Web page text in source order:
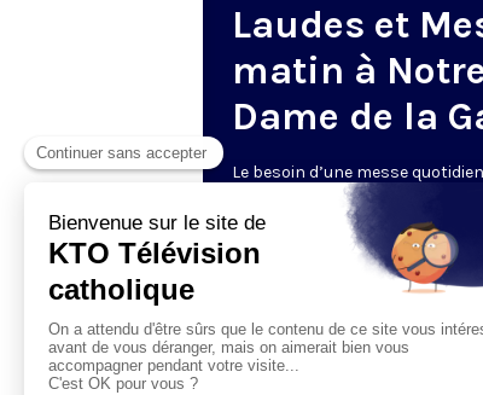
Laudes et
matin à
Dame de la
Le besoin d’une messe
la télévision a été exprimé
encore plus forte pendant le
dans de nombreux pays
maintient depuis la reprise.
en direct de la basilique Notre-
Garde, à Marseille, les laudes et
Le lundi à 7h25, la messe
Du mardi au samedi à 7h25,